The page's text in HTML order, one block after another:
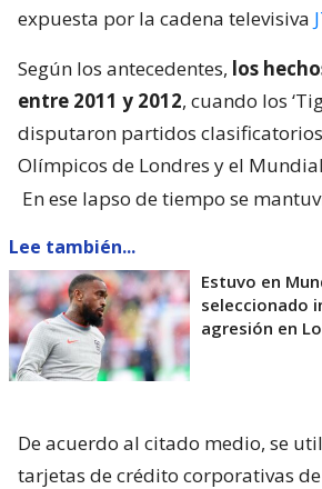
expuesta por la cadena televisiva
Según los antecedentes, los
entre 2011 y 2012, cuando los
disputaron partidos
Olímpicos de Londres y el
En ese lapso de tiempo se
Lee también...
Estuvo en
seleccionado
agresión en
De acuerdo al citado medio, se
tarjetas de crédito corporativas